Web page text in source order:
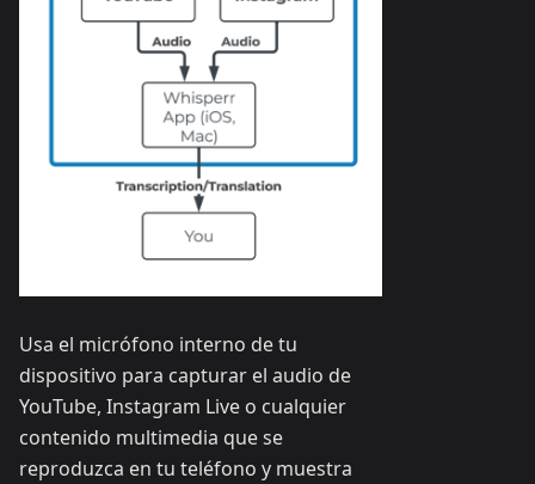
Usa el micrófono interno de tu
dispositivo para capturar el audio de
YouTube, Instagram Live o cualquier
contenido multimedia que se
reproduzca en tu teléfono y muestra